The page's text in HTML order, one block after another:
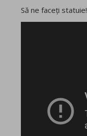
Să ne faceți statuie!